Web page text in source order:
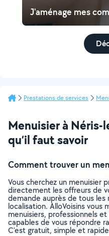
J'aménage mes
Prestations de services
Menuisier à Néris-
qu’il faut savoir
Comment trouver un
Vous cherchez un menuisier
directement les offreurs de
demande auprès de tous
localisation. AlloVoisins
menuisiers, professionnels
capables de vous répondre
C’est gratuit, simple et